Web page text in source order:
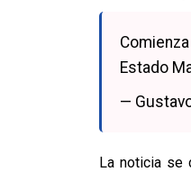
Estado
—
La noticia se